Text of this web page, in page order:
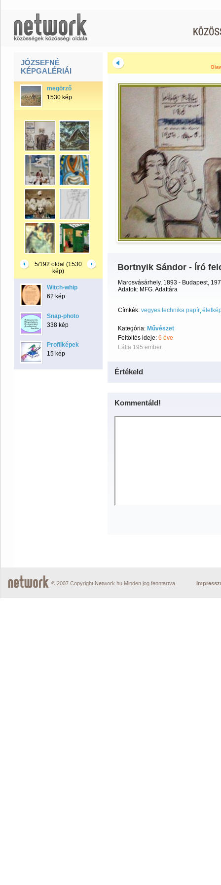
JÓZSEFNÉ
KÉPGALÉRIÁI
megörző
1530 kép
5/192 oldal (1530
kép)
Witch-whip
62 kép
Snap-photo
338 kép
Profilképek
15 kép
Bortnyik Sándor - Író
Marosvásárhely, 1893 - Budapest,
Adatok: MFG. Adattára
Címkék: vegyes technika papír
Kategória: Művészet
Feltöltés ideje: 6 éve
Látta 195 ember.
Értékeld
Kommentáld!
© 2007 Copyright Network.hu Minden jog fenntartva.